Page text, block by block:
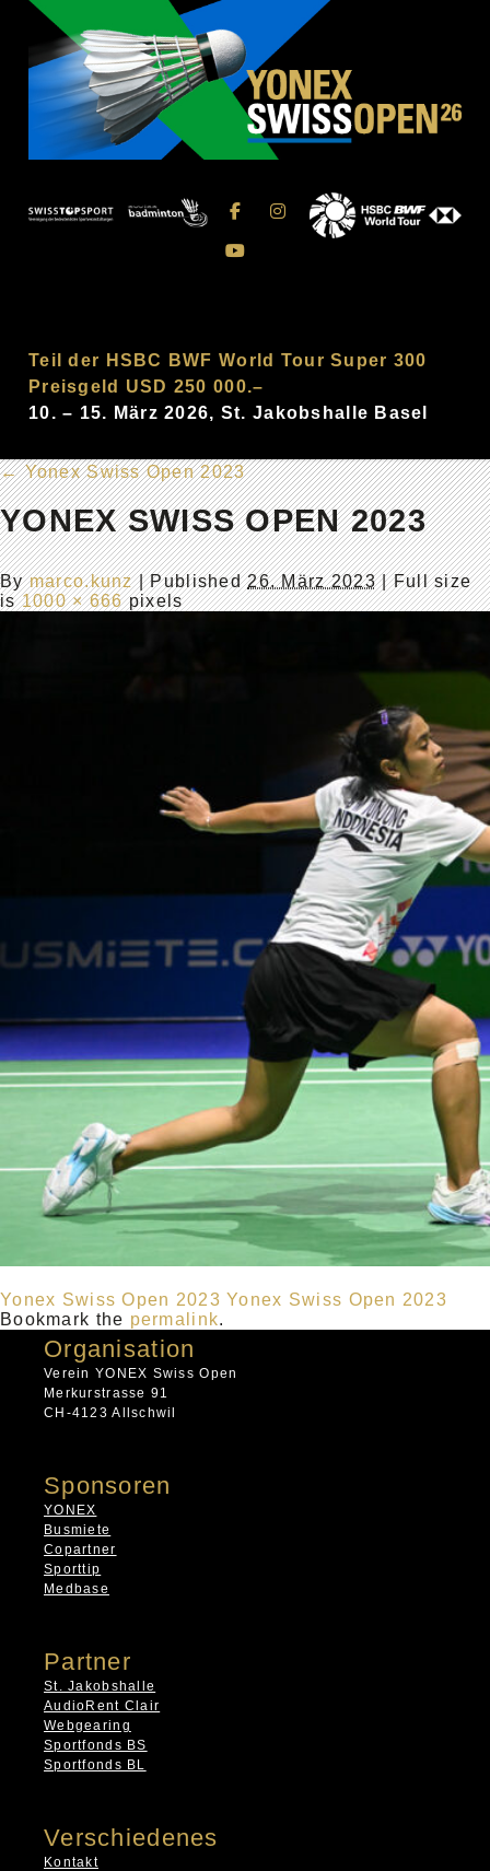
Teil der HSBC BWF World Tour Super 300
Preisgeld USD 250 000.–
10. – 15. März 2026, St. Jakobshalle Basel
←Yonex Swiss Open 2023
YONEX SWISS OPEN 2023
Bymarco.kunz |Published26. März 2023| Full size
is1000 × 666pixels
Yonex Swiss Open 2023 Yonex Swiss Open 2023
Bookmark the permalink.
Organisation
Verein YONEX Swiss Open
Merkurstrasse 91
CH-4123 Allschwil
Sponsoren
YONEX
Busmiete
Copartner
Sporttip
Medbase
Partner
St. Jakobshalle
AudioRent Clair
Webgearing
Sportfonds BS
Sportfonds BL
Verschiedenes
Kontakt